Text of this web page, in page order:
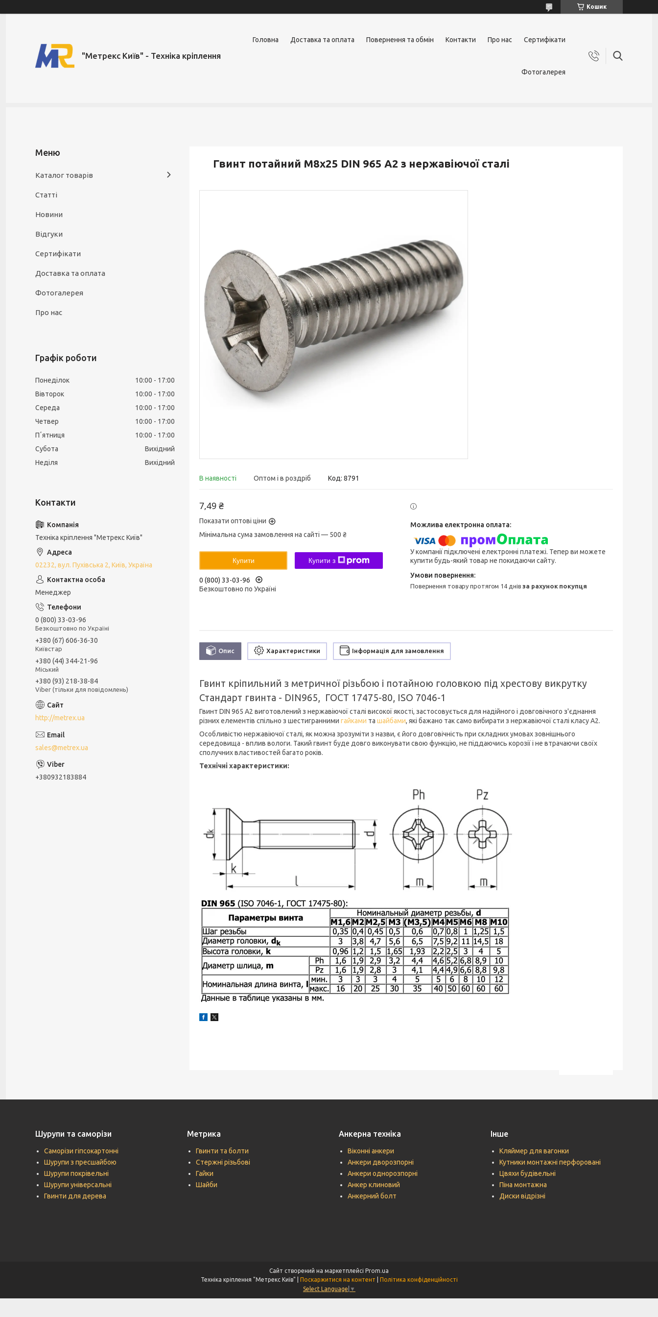
Кошик
"Метрекс Київ" - Техніка кріплення
Головна Доставка та оплата Повернення та обмін Контакти Про нас Сертифікати
Фотогалерея
Гвинт потайний М8х25 DIN 965 А2 з нержавіючої сталі
В наявності Оптом і в роздріб Код: 8791
7,49 ₴
Показати оптові ціни
Мінімальна сума замовлення на сайті — 500 ₴
Купити Купити з
0 (800) 33-03-96
Безкоштовно по Україні
У компанії підключені електронні платежі. Тепер ви можете
купити будь-який товар не покидаючи сайту.
повернення товару протягом 14 днівза рахунок покупця
Опис Характеристики Інформація для замовлення
Гвинт кріпильний з метричної різьбою і потайною головкою під хрестову викрутку
Стандарт гвинта - DIN965, ГОСТ 17475-80, ISO 7046-1
Гвинт DIN 965 А2 виготовлений з нержавіючої сталі високої якості, застосовується для надійного і довговічного з'єднання
різних елементів спільно з шестигранними гайками та шайбами, які бажано так само вибирати з нержавіючої сталі класу А2.
Особливістю нержавіючої сталі, як можна зрозуміти з назви, є його довговічність при складних умовах зовнішнього
середовища - вплив вологи. Такий гвинт буде довго виконувати свою функцію, не піддаючись корозії і не втрачаючи своїх
сполучних властивостей багато років.
Технічні характеристики:
Каталог товарів
Статті
Новини
Відгуки
Сертифікати
Доставка та оплата
Фотогалерея
Про нас
Графік роботи
Понеділок 10:00
17:00
Вівторок
10:00
17:00
Середа
10:00
17:00
Четвер
10:00
17:00
Пʼятниця
10:00
17:00
Субота
Вихідний
Неділя
Вихідний
Техніка кріплення "Метрекс Київ"
02232, вул. Пухівська 2, Київ, Україна
Менеджер
0 (800) 33-03-96
Безкоштовно по Україні
+380 (67) 606-36-30
Київстар
+380 (44) 344-21-96
Міський
+380 (93) 218-38-84
Viber (тільки для повідомлень)
http://metrex.ua
sales@metrex.ua
+380932183884
Шурупи та саморізи
Саморізи гіпсокартонні
Шурупи з пресшайбою
Шурупи покрівельні
Шурупи універсальні
Гвинти для дерева
Метрика
Гвинти та болти
Стержні різьбові
Гайки
Шайби
Анкерна техніка
Віконні анкери
Анкери дворозпорні
Анкери однорозпорні
Анкер клиновий
Анкерний болт
Інше
Кляймер для вагонки
Кутники монтажні перфоровані
Цвяхи будівельні
Піна монтажна
Диски відрізні
Сайт створений на маркетплейсі Prom.ua
Поскаржитися на контент
Політика конфіденційності
Select Language ▼